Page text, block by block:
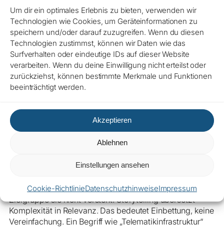
Um dir ein optimales Erlebnis zu bieten, verwenden wir
Technologien wie Cookies, um Geräteinformationen zu
speichern und/oder darauf zuzugreifen. Wenn du diesen
Technologien zustimmst, können wir Daten wie das
Surfverhalten oder eindeutige IDs auf dieser Website
verarbeiten. Wenn du deine Einwilligung nicht erteilst oder
zurückziehst, können bestimmte Merkmale und Funktionen
beeinträchtigt werden.
Akzeptieren
Ablehnen
Einstellungen ansehen
Cookie-RichtlinieDatenschutzhinweiseImpressum
Weg oder eine Entscheidung (Was wurde getan?
Warum?). Schließlich enden sie mit einem Ergebnis und
seiner Bedeutung (Was hat sich verändert und für wen?).
Diese Drei-Phasen-Logik ist keine kreative Erfindung,
sondern eine Grundstruktur, die sich in der
Kommunikationsforschung bewährt hat – unter anderem
in einer Analyse von 273 Online-Patientennarrativen im
Journal of Medical Internet Research (
Ohne diese Struktur bleibt eine Geschichte eine
Anekdote. Mit ihr wird aus einem Anwenderbericht eine
aus einem Datenpunkt eine Erkenntnis.
4. Kontext vor Komplexität
Fachsprache ist kein Qualitätsmerkmal, wenn die
Zielgruppe sie nicht versteht. Storytelling übersetzt
Komplexität in Relevanz. Das bedeutet Einbettung, keine
Vereinfachung. Ein Begriff wie „Telematikinfrastruktur“